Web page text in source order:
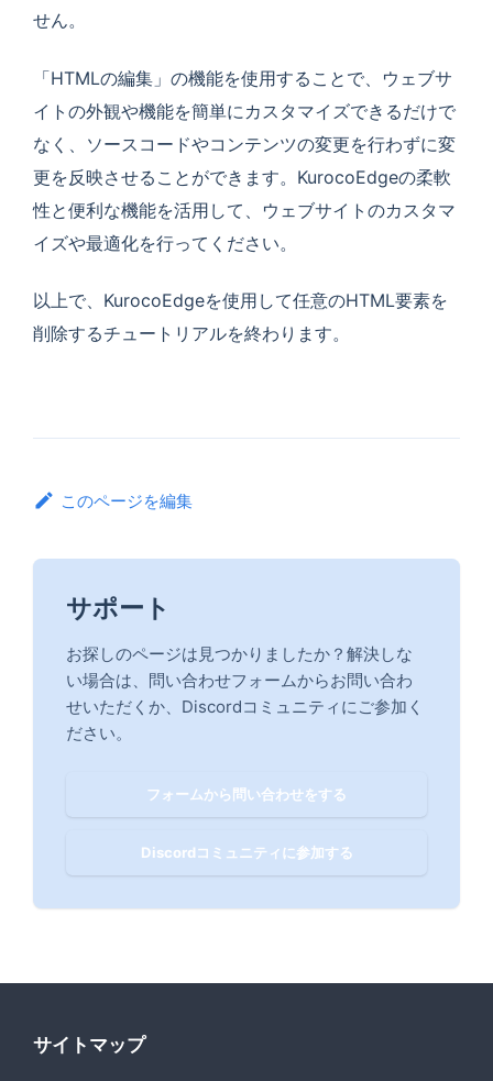
せん。
「HTMLの編集」の機能を使用することで、ウェブサ
イトの外観や機能を簡単にカスタマイズできるだけで
なく、ソースコードやコンテンツの変更を行わずに変
更を反映させることができます。KurocoEdgeの柔軟
性と便利な機能を活用して、ウェブサイトのカスタマ
イズや最適化を行ってください。
以上で、KurocoEdgeを使用して任意のHTML要素を
削除するチュートリアルを終わります。
このページを編集
サポート
お探しのページは見つかりましたか？解決しな
い場合は、問い合わせフォームからお問い合わ
せいただくか、Discordコミュニティにご参加く
ださい。
フォームから問い合わせをする
Discordコミュニティに参加する
サイトマップ